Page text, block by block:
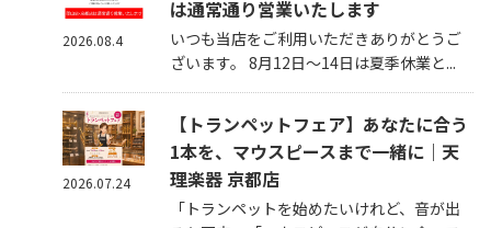
は通常通り営業いたします
いつも当店をご利用いただきありがとうご
ざいます。 8月12日～14日は夏季休業と...
2026.08.4
【トランペットフェア】あなたに合う
1本を、マウスピースまで一緒に｜天
理楽器 京都店
「トランペットを始めたいけれど、音が出
2026.07.24